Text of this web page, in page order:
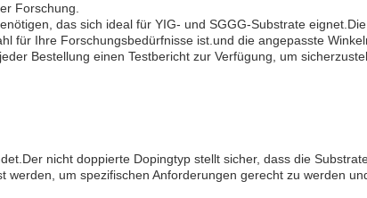
Forschung.
das sich ideal für YIG- und SGGG-Substrate
für Ihre Forschungsbedürfnisse ist.und die angepasste
Bestellung einen Testbericht zur Verfügung, um
nicht doppierte Dopingtyp stellt sicher, dass die
um spezifischen Anforderungen gerecht zu werden